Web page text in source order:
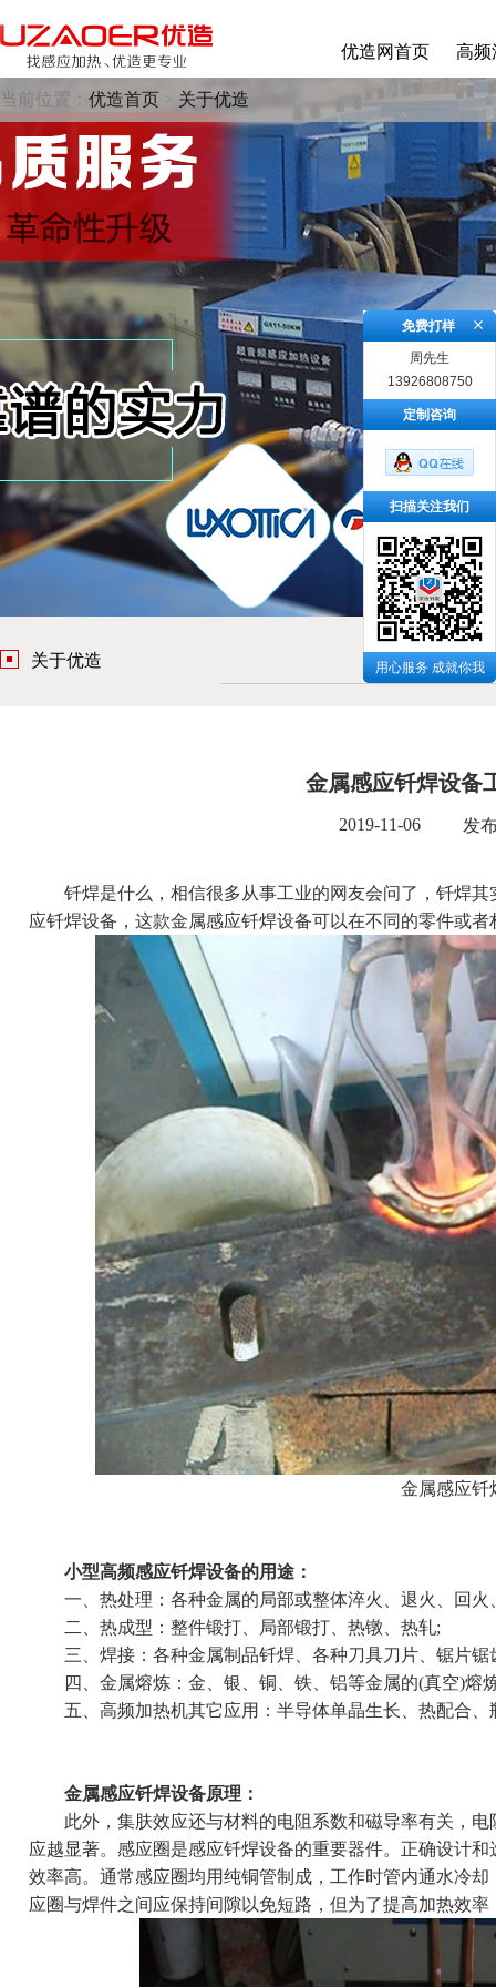
优造网首页 高频
当前位置： 优造首页 > 关于优造
关于优造
金属感应钎焊设备
2019-11-06 发
钎焊是什么，相信很多从事工业的网友会问了，钎焊其
应钎焊设备，这款金属感应钎焊设备可以在不同的零件或
金属感应钎
小型高频感应钎焊设备的用途：
一、热处理：各种金属的局部或整体淬火、退火、回火
二、热成型：整件锻打、局部锻打、热镦、热轧;
三、焊接：各种金属制品钎焊、各种刀具刀片、锯片锯
四、金属熔炼：金、银、铜、铁、铝等金属的(真空)熔
五、高频加热机其它应用：半导体单晶生长、热配合、
金属感应钎焊设备原理：
此外，集肤效应还与材料的电阻系数和磁导率有关，电
应越显著。感应圈是感应钎焊设备的重要器件。正确设计
效率高。通常感应圈均用纯铜管制成，工作时管内通水冷
应圈与焊件之间应保持间隙以免短路，但为了提高加热效
免费打样
周先生
13926808750
定制咨询
扫描关注我们
用心服务 成就你我